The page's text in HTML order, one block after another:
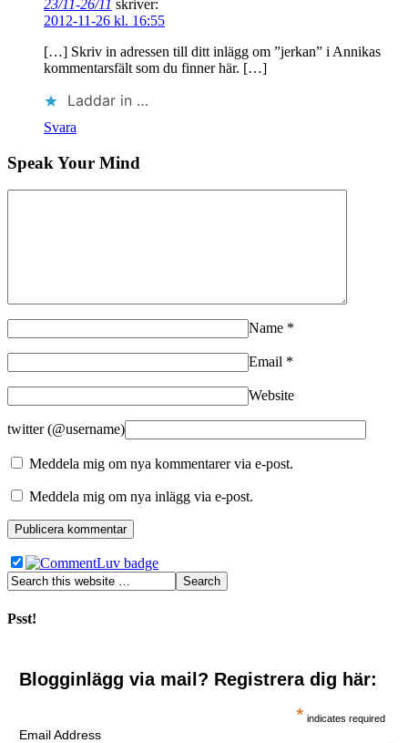
23/11-26/11 skriver:
2012-11-26 kl. 16:55
[…] Skriv in adressen till ditt inlägg om ”jerkan” i Annikas
kommentarsfält som du finner här. […]
Laddar in …
Svara
Speak Your Mind
Name *
Email *
Website
twitter (@username)
Meddela mig om nya kommentarer via e-post.
Meddela mig om nya inlägg via e-post.
Psst!
Blogginlägg via mail? Registrera dig här:
* indicates required
Email Address